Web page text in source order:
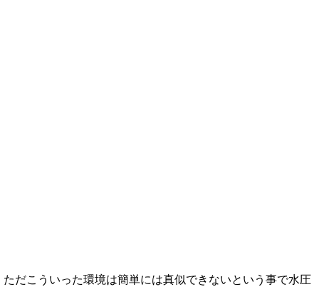
ただこういった環境は簡単には真似できないという事で水圧